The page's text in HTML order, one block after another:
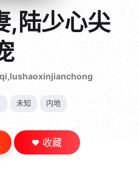
,陆少心尖
未知 内地
收藏